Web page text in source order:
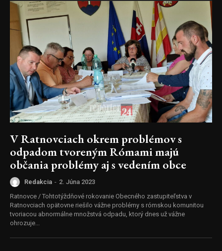
V Ratnovciach okrem problémov s
odpadom tvoreným Rómami majú
občania problémy aj s vedením obce
Redakcia - 2. Júna 2023
Ratnovce / Tohtotýždňové rokovanie Obecného zastupiteľstva v
Ratnovciach opätovne riešilo vážne problémy s rómskou komunitou
tvoriacou abnormálne množstvá odpadu, ktorý dnes už vážne
ohrozuje...